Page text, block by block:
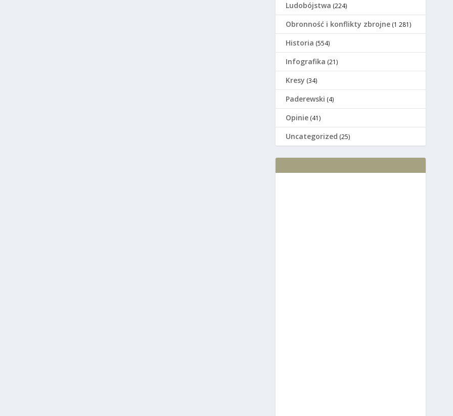
Ludobójstwa (224)
Оbronność i konflikty zbrojne (1 281)
Historia (554)
Infografika (21)
Kresy (34)
Paderewski (4)
Opinie (41)
Uncategorized (25)